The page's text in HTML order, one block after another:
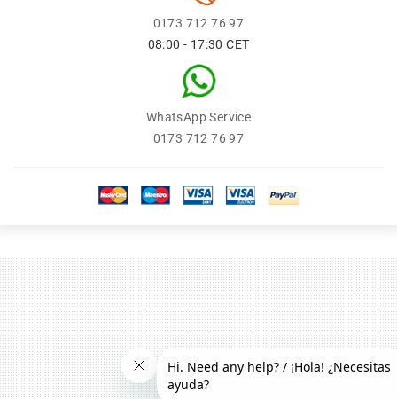
0173 712 76 97
08:00 - 17:30 CET
WhatsApp Service
0173 712 76 97